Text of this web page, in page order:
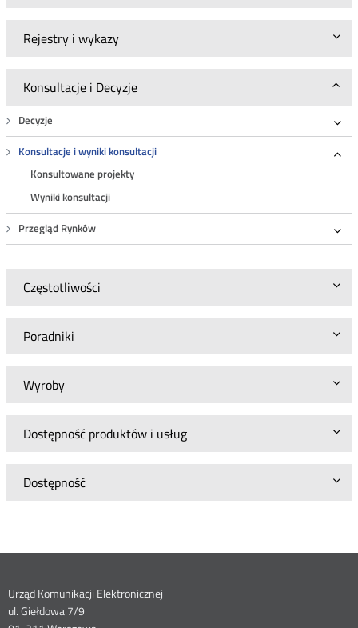
Rejestry i wykazy
Konsultacje i Decyzje
Decyzje
Konsultacje i wyniki konsultacji
Konsultowane projekty
Wyniki konsultacji
Przegląd Rynków
Częstotliwości
Poradniki
Wyroby
Dostępność produktów i usług
Dostępność
Dane
Urząd Komunikacji Elektronicznej
ul. Giełdowa 7/9